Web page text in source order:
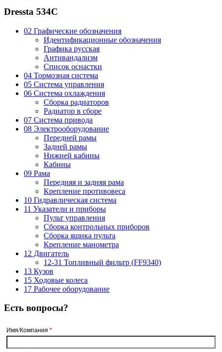
Dressta 534C
02 Графические обозначения
Идентификационные обозначения
Графика русская
Антивандализм
Список оснастки
04 Тормозная система
05 Система управления
06 Система охлаждения
Сборка радиаторов
Радиатор в сборе
07 Система привода
08 Электрооборудование
Передней рамы
Задней рамы
Нижней кабины
Кабины
09 Рама
Передняя и задняя рама
Крепление противовеса
10 Гидравлическая система
11 Указатели и приборы
Пульт управления
Сборка контрольных приборов
Сборка ящика пульта
Крепление манометра
12 Двигатель
12-31 Топливный фильтр (FF9340)
13 Кузов
15 Ходовые колеса
17 Рабочее оборудование
Есть вопросы?
Имя/Компания *